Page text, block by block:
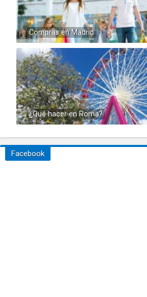
Compras en Madrid
¿Qué hacer en Roma?
Facebook